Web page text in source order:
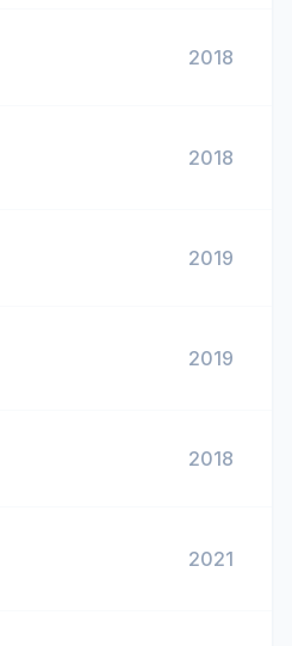
2018
2018
2019
2019
2018
2021